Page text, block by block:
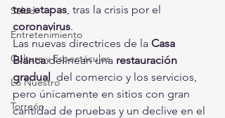
Salud
Entretenimiento
Cultura y Espectáculos
Lo Nuestro
Torreón
tres etapas, tras la crisis por el
coronavirus.
Las nuevas directrices de la Casa
Blanca delinean una restauración
gradual
  del comercio y los servicios,
pero únicamente en sitios con gran
cantidad de pruebas y un declive en el